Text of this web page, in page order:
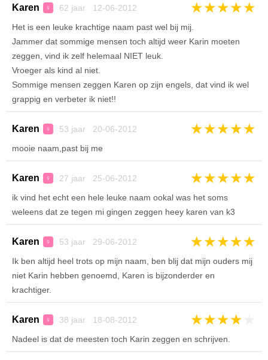
Karen ♀ 62 jaar 12-06-2012 ★★★★★
Het is een leuke krachtige naam past wel bij mij.
Jammer dat sommige mensen toch altijd weer Karin moeten
zeggen, vind ik zelf helemaal NIET leuk.
Vroeger als kind al niet.
Sommige mensen zeggen Karen op zijn engels, dat vind ik wel
grappig en verbeter ik niet!!
Karen ♀ 53 jaar 20-06-2012 ★★★★★
mooie naam,past bij me
Karen ♀ 27 jaar 25-06-2012 ★★★★★
ik vind het echt een hele leuke naam ookal was het soms
weleens dat ze tegen mi gingen zeggen heey karen van k3
Karen ♀ 53 jaar 29-06-2012 ★★★★★
Ik ben altijd heel trots op mijn naam, ben blij dat mijn ouders mij
niet Karin hebben genoemd, Karen is bijzonderder en
krachtiger.
Karen ♀ 38 jaar 18-08-2012 ★★★★
Nadeel is dat de meesten toch Karin zeggen en schrijven.